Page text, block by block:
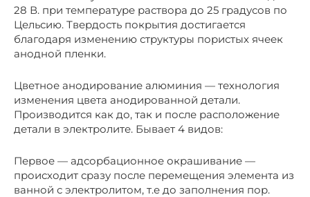
28 В. при температуре раствора до 25 градусов по
Цельсию. Твердость покрытия достигается
благодаря изменению структуры пористых ячеек
анодной пленки.
Цветное анодирование алюминия — технология
изменения цвета анодированной детали.
Производится как до, так и после расположение
детали в электролите. Бывает 4 видов:
Первое — адсорбационное окрашивание —
происходит сразу после перемещения элемента из
ванной с электролитом, т.е до заполнения пор.